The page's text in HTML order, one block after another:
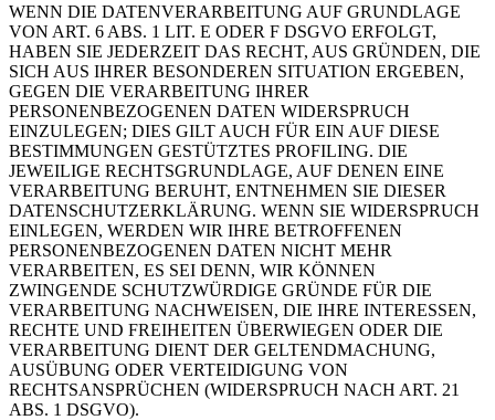
WENN DIE DATENVERARBEITUNG AUF GRUNDLAGE
VON ART. 6 ABS. 1 LIT. E ODER F DSGVO ERFOLGT,
HABEN SIE JEDERZEIT DAS RECHT, AUS GRÜNDEN, DIE
SICH AUS IHRER BESONDEREN SITUATION ERGEBEN,
GEGEN DIE VERARBEITUNG IHRER
PERSONENBEZOGENEN DATEN WIDERSPRUCH
EINZULEGEN; DIES GILT AUCH FÜR EIN AUF DIESE
BESTIMMUNGEN GESTÜTZTES PROFILING. DIE
JEWEILIGE RECHTSGRUNDLAGE, AUF DENEN EINE
VERARBEITUNG BERUHT, ENTNEHMEN SIE DIESER
DATENSCHUTZERKLÄRUNG. WENN SIE WIDERSPRUCH
EINLEGEN, WERDEN WIR IHRE BETROFFENEN
PERSONENBEZOGENEN DATEN NICHT MEHR
VERARBEITEN, ES SEI DENN, WIR KÖNNEN
ZWINGENDE SCHUTZWÜRDIGE GRÜNDE FÜR DIE
VERARBEITUNG NACHWEISEN, DIE IHRE INTERESSEN,
RECHTE UND FREIHEITEN ÜBERWIEGEN ODER DIE
VERARBEITUNG DIENT DER GELTENDMACHUNG,
AUSÜBUNG ODER VERTEIDIGUNG VON
RECHTSANSPRÜCHEN (WIDERSPRUCH NACH ART. 21
ABS. 1 DSGVO).